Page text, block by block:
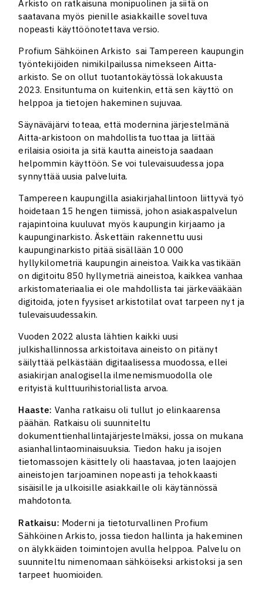
Arkisto on ratkaisuna monipuolinen ja siitä on
saatavana myös pienille asiakkaille soveltuva
nopeasti käyttöönotettava versio.
Profium Sähköinen Arkisto sai Tampereen kaupungin
työntekijöiden nimikilpailussa nimekseen Aitta-
arkisto. Se on ollut tuotantokäytössä lokakuusta
2023. Ensituntuma on kuitenkin, että sen käyttö on
helppoa ja tietojen hakeminen sujuvaa.
Säynäväjärvi toteaa, että modernina järjestelmänä
Aitta-arkistoon on mahdollista tuottaa ja liittää
erilaisia osioita ja sitä kautta aineistoja saadaan
helpommin käyttöön. Se voi tulevaisuudessa jopa
synnyttää uusia palveluita.
Tampereen kaupungilla asiakirjahallintoon liittyvä työ
hoidetaan 15 hengen tiimissä, johon asiakaspalvelun
rajapintoina kuuluvat myös kaupungin kirjaamo ja
kaupunginarkisto. Äskettäin rakennettu uusi
kaupunginarkisto pitää sisällään 10 000
hyllykilometriä kaupungin aineistoa. Vaikka vastikään
on digitoitu 850 hyllymetriä aineistoa, kaikkea vanhaa
arkistomateriaalia ei ole mahdollista tai järkevääkään
digitoida, joten fyysiset arkistotilat ovat tarpeen nyt ja
tulevaisuudessakin.
Vuoden 2022 alusta lähtien kaikki uusi
julkishallinnossa arkistoitava aineisto on pitänyt
säilyttää pelkästään digitaalisessa muodossa, ellei
asiakirjan analogisella ilmenemismuodolla ole
erityistä kulttuurihistoriallista arvoa.
Haaste: Vanha ratkaisu oli tullut jo elinkaarensa
päähän. Ratkaisu oli suunniteltu
dokumenttienhallintajärjestelmäksi, jossa on mukana
asianhallintaominaisuuksia. Tiedon haku ja isojen
tietomassojen käsittely oli haastavaa, joten laajojen
aineistojen tarjoaminen nopeasti ja tehokkaasti
sisäisille ja ulkoisille asiakkaille oli käytännössä
mahdotonta.
Ratkaisu: Moderni ja tietoturvallinen Profium
Sähköinen Arkisto, jossa tiedon hallinta ja hakeminen
on älykkäiden toimintojen avulla helppoa. Palvelu on
suunniteltu nimenomaan sähköiseksi arkistoksi ja sen
tarpeet huomioiden.